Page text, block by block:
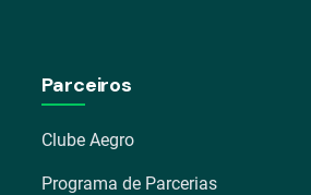
Parceiros
Clube Aegro
Programa de Parcerias